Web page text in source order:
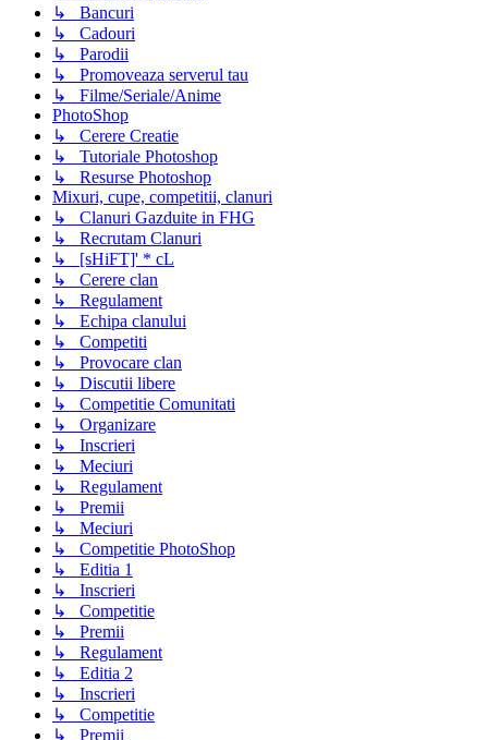
↳ Bancuri
↳ Cadouri
↳ Parodii
↳ Promoveaza serverul tau
↳ Filme/Seriale/Anime
PhotoShop
↳ Cerere Creatie
↳ Tutoriale Photoshop
↳ Resurse Photoshop
Mixuri, cupe, competitii, clanuri
↳ Clanuri Gazduite in FHG
↳ Recrutam Clanuri
↳ [sHiFT]' * cL
↳ Cerere clan
↳ Regulament
↳ Echipa clanului
↳ Competiti
↳ Provocare clan
↳ Discutii libere
↳ Competitie Comunitati
↳ Organizare
↳ Inscrieri
↳ Meciuri
↳ Regulament
↳ Premii
↳ Meciuri
↳ Competitie PhotoShop
↳ Editia 1
↳ Inscrieri
↳ Competitie
↳ Premii
↳ Regulament
↳ Editia 2
↳ Inscrieri
↳ Competitie
↳ Premii